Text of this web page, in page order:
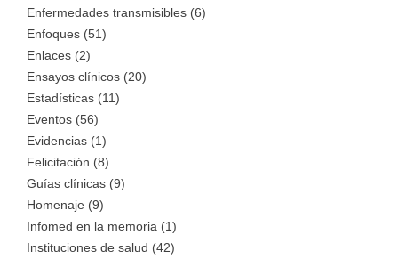
Enfermedades transmisibles (6)
Enfoques (51)
Enlaces (2)
Ensayos clínicos (20)
Estadísticas (11)
Eventos (56)
Evidencias (1)
Felicitación (8)
Guías clínicas (9)
Homenaje (9)
Infomed en la memoria (1)
Instituciones de salud (42)